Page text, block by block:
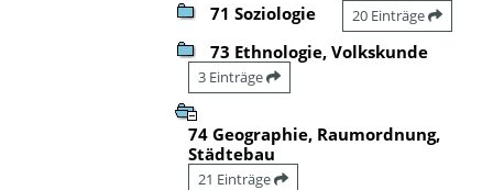
71 Soziologie 20 Einträge
73 Ethnologie, Volkskunde
3 Einträge
74 Geographie, Raumordnung,
Städtebau
21 Einträge